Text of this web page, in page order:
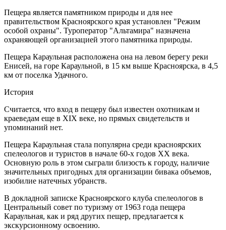
Пещера является памятником природы и для нее
правительством Красноярского края установлен "Режим
особой охраны". Туроператор "Альтамира" назначена
охраняющей организацией этого памятника природы.
Пещера Караульная расположена она на левом берегу реки
Енисей, на горе Караульной, в 15 км выше Красноярска, в 4,5
км от поселка Удачного.
История
Считается, что вход в пещеру был известен охотникам и
краеведам еще в XIX веке, но прямых свидетельств и
упоминаний нет.
Пещера Караульная стала популярна среди красноярских
спелеологов и туристов в начале 60-х годов ХХ века.
Основную роль в этом сыграли близость к городу, наличие
значительных пригодных для организации бивака объемов,
изобилие натечных убранств.
В докладной записке Красноярского клуба спелеологов в
Центральный совет по туризму от 1963 года пещера
Караульная, как и ряд других пещер, предлагается к
экскурсионному освоению.